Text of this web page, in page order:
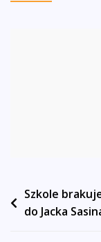
Nawigacja
wpisu
Szkole
do Jacka